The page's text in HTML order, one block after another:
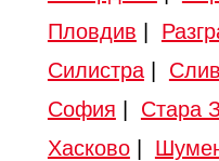
Пловдив
Силистра|
София
Стара
Хасково|